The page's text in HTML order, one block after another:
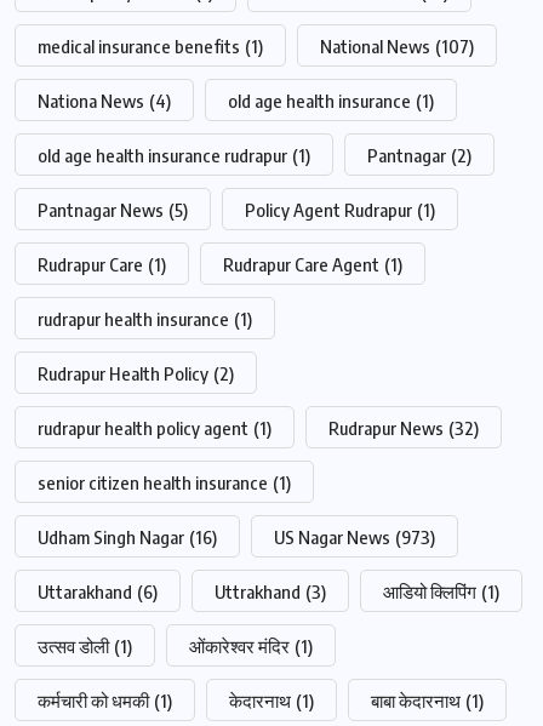
medical insurance benefits (1) National News (107)
Nationa News (4) old age health insurance (1)
old age health insurance rudrapur (1) Pantnagar (2)
Pantnagar News (5) Policy Agent Rudrapur (1)
Rudrapur Care (1) Rudrapur Care Agent (1)
rudrapur health insurance (1)
Rudrapur Health Policy (2)
rudrapur health policy agent (1) Rudrapur News (32)
senior citizen health insurance (1)
Udham Singh Nagar (16) US Nagar News (973)
Uttarakhand (6) Uttrakhand (3) आडियो क्लिपिंग (1)
उत्सव डोली (1) ओंकारेश्वर मंदिर (1)
कर्मचारी को धमकी (1) केदारनाथ (1) बाबा केदारनाथ (1)